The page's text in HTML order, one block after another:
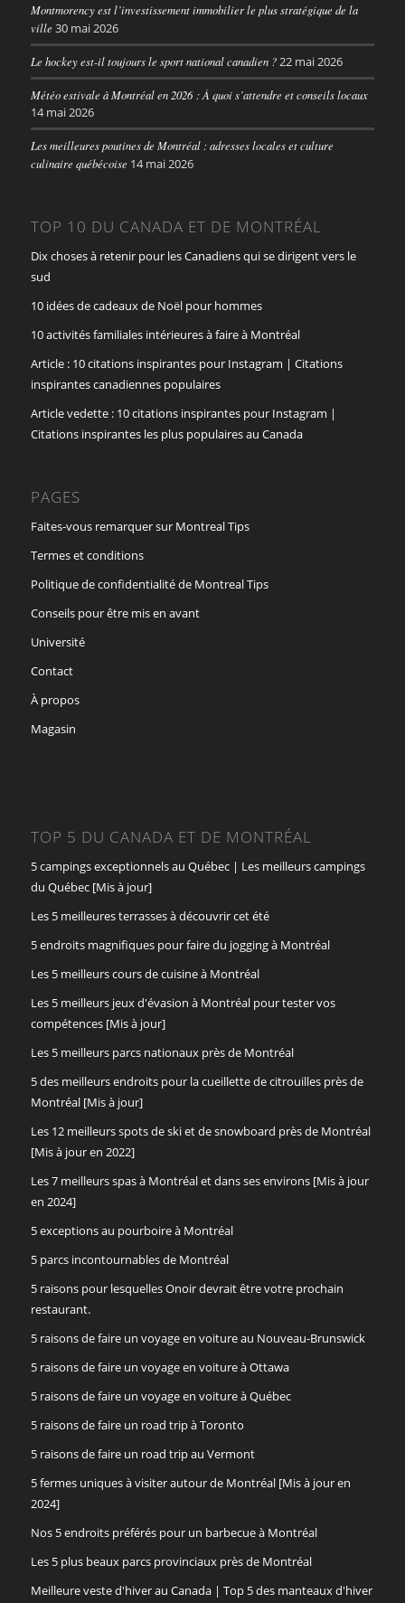
Montmorency est l’investissement immobilier le plus stratégique de la
ville 30 mai 2026
Le hockey est-il toujours le sport national canadien ? 22 mai 2026
Météo estivale à Montréal en 2026 : À quoi s’attendre et conseils locaux
14 mai 2026
Les meilleures poutines de Montréal : adresses locales et culture
culinaire québécoise 14 mai 2026
TOP 10 DU CANADA ET DE MONTRÉAL
Dix choses à retenir pour les Canadiens qui se dirigent vers le
sud
10 idées de cadeaux de Noël pour hommes
10 activités familiales intérieures à faire à Montréal
Article : 10 citations inspirantes pour Instagram | Citations
inspirantes canadiennes populaires
Article vedette : 10 citations inspirantes pour Instagram |
Citations inspirantes les plus populaires au Canada
PAGES
Faites-vous remarquer sur Montreal Tips
Termes et conditions
Politique de confidentialité de Montreal Tips
Conseils pour être mis en avant
Université
Contact
À propos
Magasin
TOP 5 DU CANADA ET DE MONTRÉAL
5 campings exceptionnels au Québec | Les meilleurs campings
du Québec [Mis à jour]
Les 5 meilleures terrasses à découvrir cet été
5 endroits magnifiques pour faire du jogging à Montréal
Les 5 meilleurs cours de cuisine à Montréal
Les 5 meilleurs jeux d'évasion à Montréal pour tester vos
compétences [Mis à jour]
Les 5 meilleurs parcs nationaux près de Montréal
5 des meilleurs endroits pour la cueillette de citrouilles près de
Montréal [Mis à jour]
Les 12 meilleurs spots de ski et de snowboard près de Montréal
[Mis à jour en 2022]
Les 7 meilleurs spas à Montréal et dans ses environs [Mis à jour
en 2024]
5 exceptions au pourboire à Montréal
5 parcs incontournables de Montréal
5 raisons pour lesquelles Onoir devrait être votre prochain
restaurant.
5 raisons de faire un voyage en voiture au Nouveau-Brunswick
5 raisons de faire un voyage en voiture à Ottawa
5 raisons de faire un voyage en voiture à Québec
5 raisons de faire un road trip à Toronto
5 raisons de faire un road trip au Vermont
5 fermes uniques à visiter autour de Montréal [Mis à jour en
2024]
Nos 5 endroits préférés pour un barbecue à Montréal
Les 5 plus beaux parcs provinciaux près de Montréal
Meilleure veste d'hiver au Canada | Top 5 des manteaux d'hiver